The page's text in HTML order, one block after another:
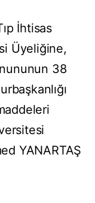
İhtisas
Üyeliğine,
38
YANARTAŞ